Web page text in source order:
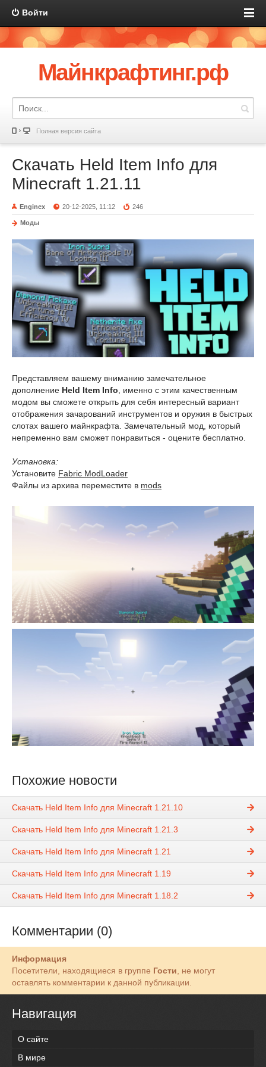
Войти
Майнкрафтинг.рф
Полная версия сайта
Скачать Held Item Info для
Minecraft 1.21.11
Enginex 20-12-2025, 11:12 246
Моды
Представляем вашему вниманию замечательное
дополнение Held Item Info , именно с этим качественным
модом вы сможете открыть для себя интересный вариант
отображения зачарований инструментов и оружия в быстрых
слотах вашего майнкрафта. Замечательный мод, который
непременно вам сможет понравиться - оцените бесплатно.
Установка:
Установите Fabric ModLoader
Файлы из архива переместите в mods
Похожие новости
Скачать Held Item Info для Minecraft 1.21.10
Скачать Held Item Info для Minecraft 1.21.3
Скачать Held Item Info для Minecraft 1.21
Скачать Held Item Info для Minecraft 1.19
Скачать Held Item Info для Minecraft 1.18.2
Комментарии (0)
Информация
Посетители, находящиеся в группе Гости, не могут
оставлять комментарии к данной публикации.
Навигация
О сайте
В мире